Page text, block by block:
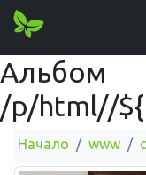
Альбом
/p/html//
Начало www